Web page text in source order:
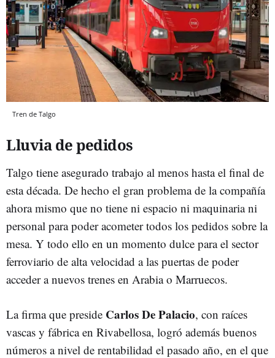
Tren de Talgo
Lluvia de pedidos
Talgo tiene asegurado trabajo al menos hasta el final de
esta década. De hecho el gran problema de la compañía
ahora mismo que no tiene ni espacio ni maquinaria ni
personal para poder acometer todos los pedidos sobre la
mesa. Y todo ello en un momento dulce para el sector
ferroviario de alta velocidad a las puertas de poder
acceder a nuevos trenes en Arabia o Marruecos.
La firma que preside Carlos De Palacio, con raíces
vascas y fábrica en Rivabellosa, logró además buenos
números a nivel de rentabilidad el pasado año, en el que